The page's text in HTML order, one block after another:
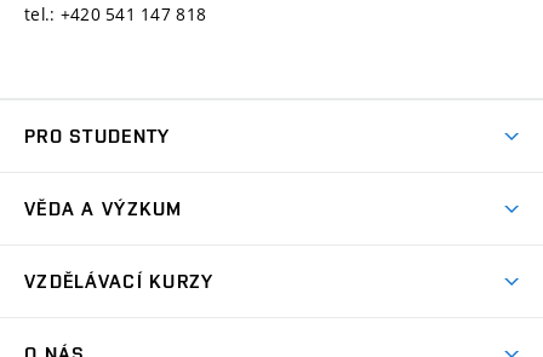
tel.: +420 541 147 818
PRO STUDENTY
Městské inženýrství
VĚDA A VÝZKUM
VZDĚLÁVACÍ KURZY